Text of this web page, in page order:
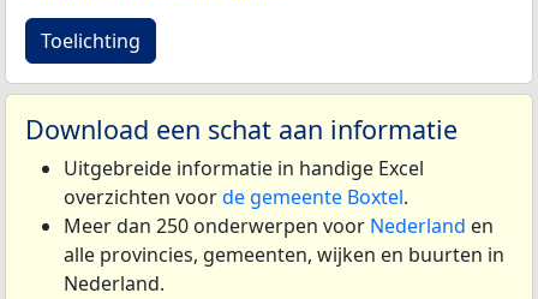
Toelichting
Download een schat aan informatie
Uitgebreide informatie in handige Excel
overzichten voorde gemeente Boxtel.
Meer dan 250 onderwerpen voor Nederland en
alle provincies, gemeenten, wijken en buurten in
Nederland.